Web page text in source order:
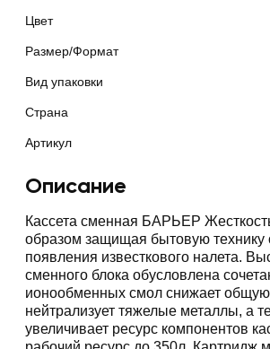
Цвет
Размер/Формат
Вид упаковки
Страна
Артикул
Описание
Кассета сменная БАРЬЕР
образом защищая бытовую технику
появления известкового налета.
сменного блока обусловлена
ионообменных смол снижает общую
нейтрализует тяжелые металлы, а
увеличивает ресурс компонентов